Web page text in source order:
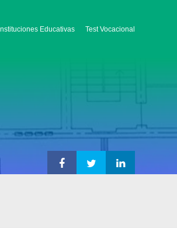
Instituciones Educativas Test Vocacional